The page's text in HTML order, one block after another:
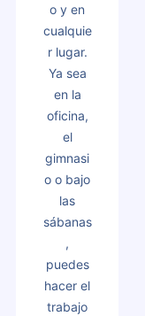
o y en
cualquie
r lugar.
Ya sea
en la
oficina,
el
gimnasi
o o bajo
las
sábanas
,
puedes
hacer el
trabajo